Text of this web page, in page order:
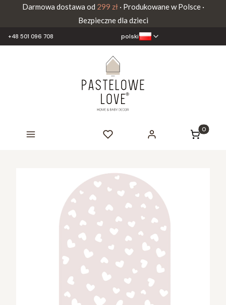
Darmowa dostawa od 299 zł· Produkowane w Polsce ·
Bezpieczne dla dzieci
+48 501 096 708 polski
Produkty